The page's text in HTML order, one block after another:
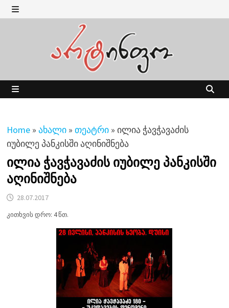
Skip
to
MENU
Home » ახალი » თეატრი » ილია ჭავჭავაძის
იუბილე პანკისში აღინიშნება
ილია ჭავჭავაძის იუბილე პანკისში
აღინიშნება
28.07.2017
კითხვის დრო: 4 წთ.